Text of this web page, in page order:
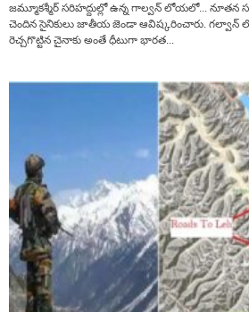
జ‌మ్మూకశ్మీర్ సరిహద్దుల్లో ఉన్న గాల్వన్ లోయలో... నూతన
చెందిన సైనికులు జాతీయ జెండా ఆవిష్కరించారు.
రెచ్చగొట్టిన చైనాకు అంతే ధీటుగా భారత...